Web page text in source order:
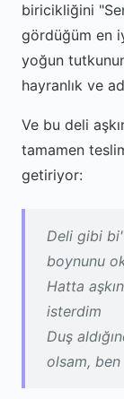
biricikliğini
gördüğüm en
yoğun
hayranlık ve
Ve bu deli
tamamen
getiriyor:
Deli gibi
boynunu
Hatta
isterdim
Duş
olsam, ben